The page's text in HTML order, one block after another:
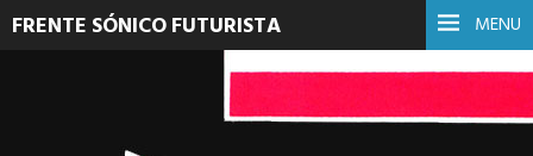
MENU
FRENTE SÓNICO FUTURISTA